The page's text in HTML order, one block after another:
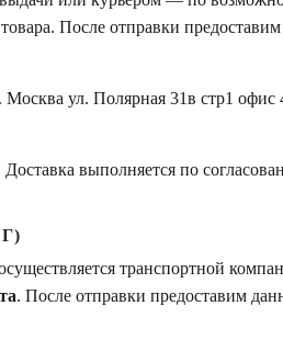
товара. После отправки
. Москва ул. Полярная 31в стр1
Доставка выполняется по
транспортной
. После отправки предоставим